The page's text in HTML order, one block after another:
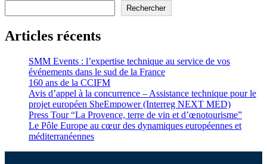
Rechercher
Articles récents
SMM Events : l’expertise technique au service de vos
événements dans le sud de la France
160 ans de la CCIFM
Avis d’appel à la concurrence – Assistance technique pour le
projet européen SheEmpower (Interreg NEXT MED)
Press Tour “La Provence, terre de vin et d’œnotourisme”
Le Pôle Europe au cœur des dynamiques européennes et
méditerranéennes